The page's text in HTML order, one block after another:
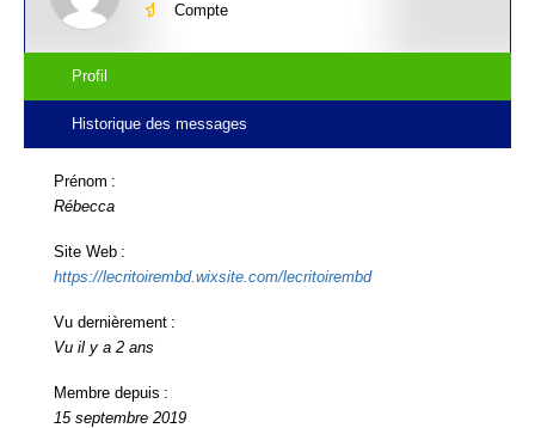
Compte
Profil
Historique des messages
Prénom :
Rébecca
Site Web :
https://lecritoirembd.wixsite.com/lecritoirembd
Vu dernièrement :
Vu il y a 2 ans
Membre depuis :
15 septembre 2019